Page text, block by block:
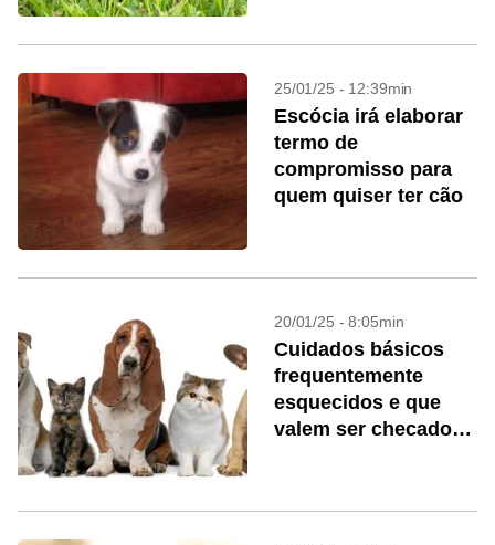
25/01/25 - 12:39min
Escócia irá elaborar
termo de
compromisso para
quem quiser ter cão
20/01/25 - 8:05min
Cuidados básicos
frequentemente
esquecidos e que
valem ser checados